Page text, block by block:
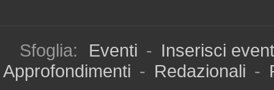
Sfoglia: Eventi - Inserisci
Approfondimenti - Redazionali -